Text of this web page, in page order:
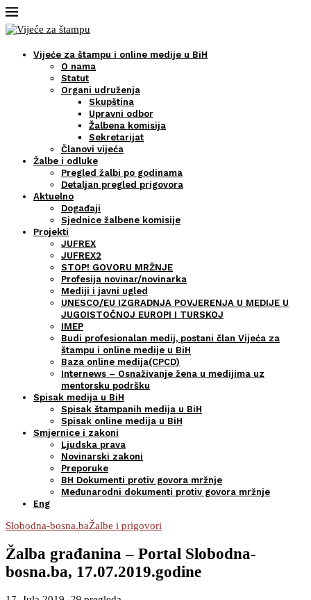
Vijeće za štampu i online medije u BiH
O nama
Statut
Organi udruženja
Skupština
Upravni odbor
Žalbena komisija
Sekretarijat
Članovi vijeća
Žalbe i odluke
Pregled žalbi po godinama
Detaljan pregled prigovora
Aktuelno
Događaji
Sjednice žalbene komisije
Projekti
JUFREX
JUFREX2
STOP! GOVORU MRŽNJE
Profesija novinar/novinarka
Mediji i javni ugled
UNESCO/EU IZGRADNJA POVJERENJA U MEDIJE U
JUGOISTOČNOJ EUROPI I TURSKOJ
IMEP
Budi profesionalan medij, postani član Vijeća za
štampu i online medije u BiH
Baza online medija(CPCD)
Internews – Osnaživanje žena u medijima uz
mentorsku podršku
Spisak medija u BiH
Spisak štampanih medija u BiH
Spisak online medija u BiH
Smjernice i zakoni
Ljudska prava
Novinarski zakoni
Preporuke
BH Dokumenti protiv govora mržnje
Međunarodni dokumenti protiv govora mržnje
Eng
Slobodna-bosna.baŽalbe i prigovori
Žalba građanina – Portal Slobodna-
bosna.ba, 17.07.2019.godine